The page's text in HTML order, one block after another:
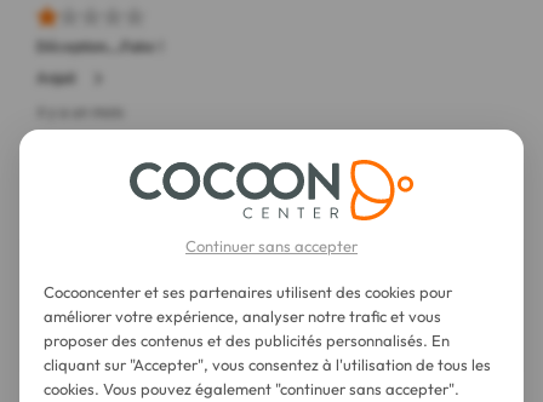
Continuer sans accepter
Cocooncenter et ses partenaires utilisent des cookies pour
améliorer votre expérience, analyser notre trafic et vous
proposer des contenus et des publicités personnalisés. En
cliquant sur "Accepter", vous consentez à l'utilisation de tous les
cookies. Vous pouvez également "continuer sans accepter".